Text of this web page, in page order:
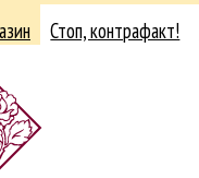
Стоп, контрафакт!